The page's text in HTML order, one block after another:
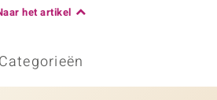
het artikel
Categorieën